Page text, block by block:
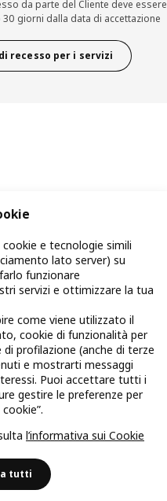
da parte del Cliente deve essere
giorni dalla data di accettazione
recesso per i servizi
cookie e tecnologie simili
lato server) su
funzionare
servizi e ottimizzare la tua
come viene utilizzato il
cookie di funzionalità per
profilazione (anche di terze
e mostrarti messaggi
Puoi accettare tutti i
gestire le preferenze per
l’informativa sui Cookie
tutti